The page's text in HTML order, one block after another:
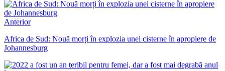
Anterior
Africa de Sud: Nouă morți în explozia unei cisterne în apropiere de
Johannesburg